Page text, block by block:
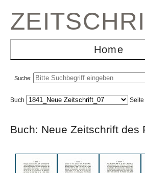
Home
Suche:
Buch Seite
Buch: Neue Zeitschrift